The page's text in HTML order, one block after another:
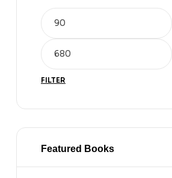
FILTER
Featured Books